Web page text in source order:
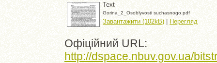
Text
Gorina_2_Osoblyvosti suchasnogo.pdf
Завантажити (102kB) | Перегляд
Офіційний URL:
http://dspace.nbuv.gov.ua/